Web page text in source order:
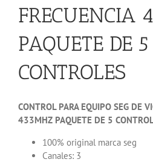
FRECUENCIA
PAQUETE DE 5
CONTROLES
CONTROL PARA EQUIPO SEG DE
433MHZ PAQUETE DE 5
100% original marca seg
Canales: 3